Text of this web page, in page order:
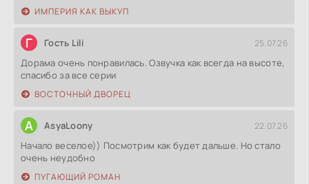
ИМПЕРИЯ КАК ВЫКУП
Г Гость Lili 25.07.26
Дорама очень понравилась. Озвучка как всегда на высоте,
спасибо за все серии
ВОСТОЧНЫЙ ДВОРЕЦ
A AsyaLoony 22.07.26
Начало веселое)) Посмотрим как будет дальше. Но стало
очень неудобно
ПУГАЮЩИЙ РОМАН